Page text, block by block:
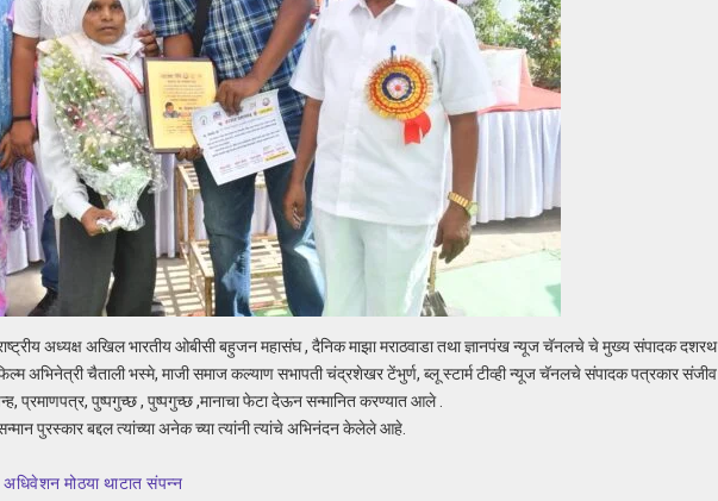
अध्यक्ष अखिल भारतीय ओबीसी बहुजन महासंघ , दैनिक माझा मराठवाडा तथा ज्ञानपंख न्यूज चॅनलचे चे मुख्य संपादक दशरथ
अभिनेत्री चैताली भस्मे, माजी समाज कल्याण सभापती चंद्रशेखर टेंभुर्ण, ब्लू स्टार्म टीव्ही न्यूज चॅनलचे संपादक पत्रकार संजीव
प्रमाणपत्र, पुष्पगुच्छ , पुष्पगुच्छ ,मानाचा फेटा देऊन सन्मानित करण्यात आले .
सन्मान पुरस्कार बद्दल त्यांच्या अनेक च्या त्यांनी त्यांचे अभिनंदन केलेले आहे.
अधिवेशन मोठया थाटात संपन्न